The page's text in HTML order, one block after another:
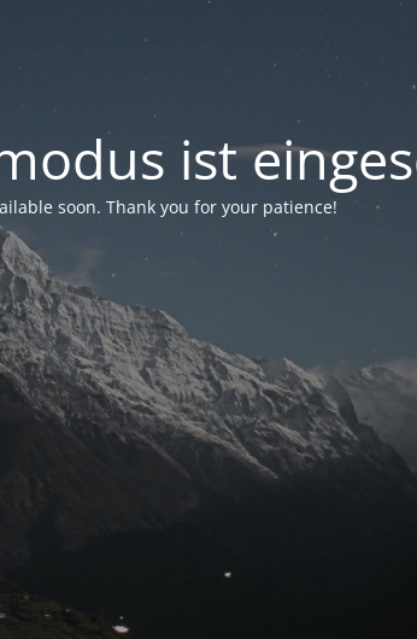
ist
soon. Thank you for your patience!